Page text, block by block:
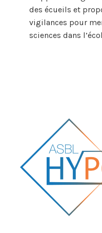
des écueils et
vigilances pour
sciences dans